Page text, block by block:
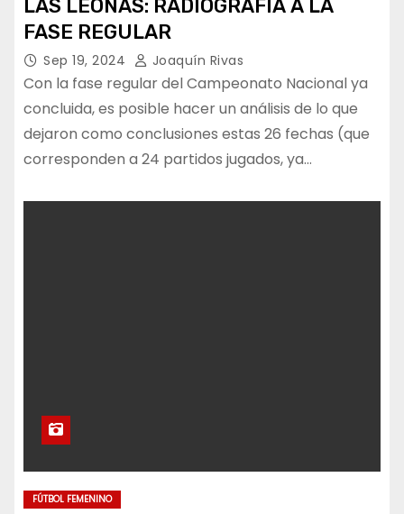
LAS LEONAS: RADIOGRAFÍA A LA
FASE REGULAR
Sep 19, 2024 Joaquín Rivas
Con la fase regular del Campeonato Nacional ya
concluida, es posible hacer un análisis de lo que
dejaron como conclusiones estas 26 fechas (que
corresponden a 24 partidos jugados, ya…
FÚTBOL FEMENINO